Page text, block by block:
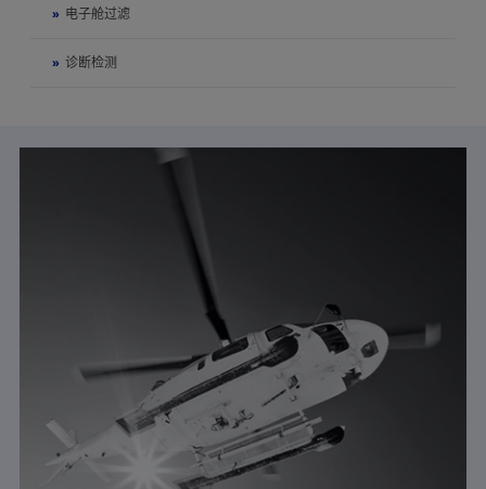
» 电子舱过滤
» 诊断检测